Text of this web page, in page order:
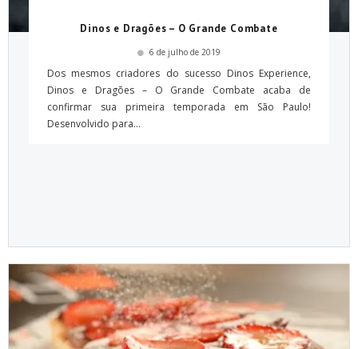
Dinos e Dragões – O Grande Combate
6 de julho de 2019
Dos mesmos criadores do sucesso Dinos Experience,
Dinos e Dragões – O Grande Combate acaba de
confirmar sua primeira temporada em São Paulo!
Desenvolvido para...